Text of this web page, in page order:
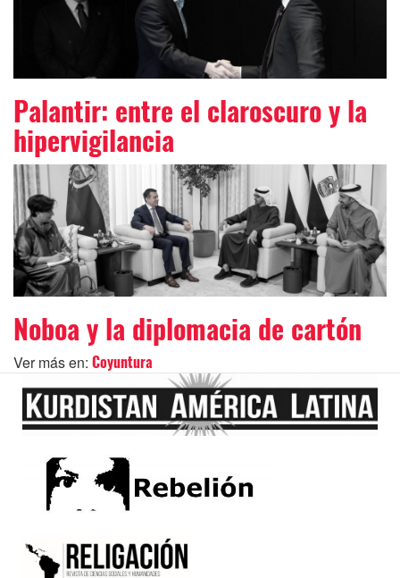
Palantir: entre el claroscuro y la
hipervigilancia
Noboa y la diplomacia de cartón
Ver más en: Coyuntura